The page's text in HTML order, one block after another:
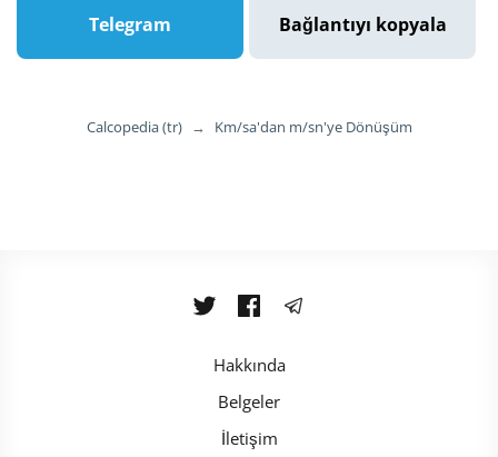
Telegram Bağlantıyı kopyala
Calcopedia (tr) → Km/sa'dan m/sn'ye Dönüşüm
Hakkında
Belgeler
İletişim